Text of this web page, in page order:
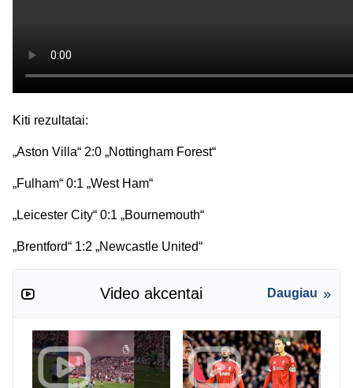
Kiti rezultatai:
„Aston Villa“ 2:0 „Nottingham Forest“
„Fulham“ 0:1 „West Ham“
„Leicester City“ 0:1 „Bournemouth“
„Brentford“ 1:2 „Newcastle United“
Video akcentai Daugiau